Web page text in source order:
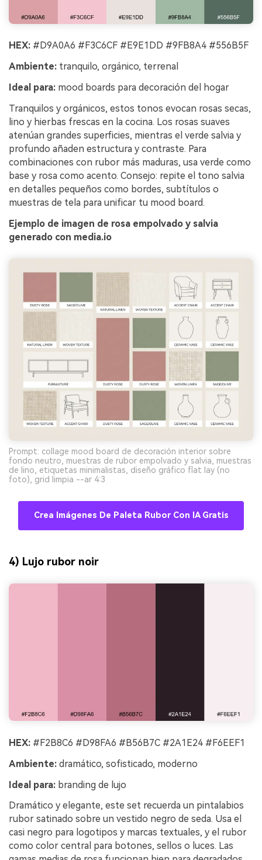
HEX: #D9A0A6 #F3C6CF #E9E1DD #9FB8A4 #556B5F
Ambiente: tranquilo, orgánico, terrenal
Ideal para: mood boards para decoración del hogar
Tranquilos y orgánicos, estos tonos evocan rosas secas,
lino y hierbas frescas en la cocina. Los rosas suaves
atenúan grandes superficies, mientras el verde salvia y
profundo añaden estructura y contraste. Para
combinaciones con rubor más maduras, usa verde como
base y rosa como acento. Consejo: repite el tono salvia
en detalles pequeños como bordes, subtítulos o
muestras de tela para unificar tu mood board.
Ejemplo de imagen de rosa empolvado y salvia
generado con media.io
Prompt: collage mood board de decoración interior sobre
fondo neutro, muestras de rubor empolvado y salvia, muestras
de lino, etiquetas minimalistas, diseño gráfico flat lay (no
foto), grid limpia --ar 4:3
Crea Imágenes De Paleta Rubor Con IA Gratis
4) Lujo rubor noir
HEX: #F2B8C6 #D98FA6 #B56B7C #2A1E24 #F6EEF1
Ambiente: dramático, sofisticado, moderno
Ideal para: branding de lujo
Dramático y elegante, este set recuerda un pintalabios
rubor satinado sobre un vestido negro de seda. Usa el
casi negro para logotipos y marcas textuales, y el rubor
como color central para botones, sellos o luces. Las